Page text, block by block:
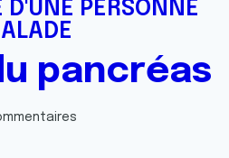
D'UNE PERSONNE
pancréas